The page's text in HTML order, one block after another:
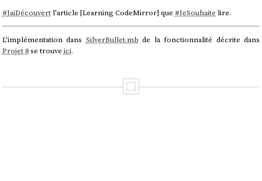
#JaiDécouvertl'article [Learning CodeMirror] que #JeSouhaite lire.
L'implémentation dans SilverBullet.mb de la fonctionnalité décrite dans
Projet 8se trouve ici.